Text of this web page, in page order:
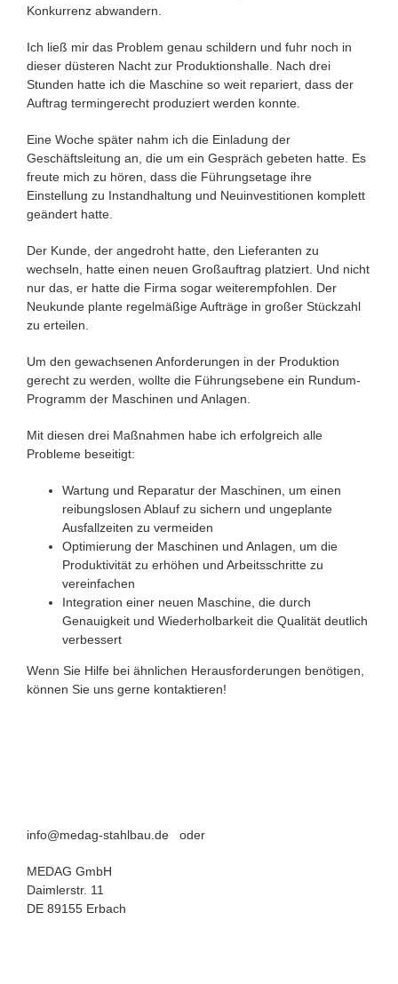
Konkurrenz abwandern.
Ich ließ mir das Problem genau schildern und fuhr noch in
dieser düsteren Nacht zur Produktionshalle. Nach drei
Stunden hatte ich die Maschine so weit repariert, dass der
Auftrag termingerecht produziert werden konnte.
Eine Woche später nahm ich die Einladung der
Geschäftsleitung an, die um ein Gespräch gebeten hatte. Es
freute mich zu hören, dass die Führungsetage ihre
Einstellung zu Instandhaltung und Neuinvestitionen komplett
geändert hatte.
Der Kunde, der angedroht hatte, den Lieferanten zu
wechseln, hatte einen neuen Großauftrag platziert. Und nicht
nur das, er hatte die Firma sogar weiterempfohlen. Der
Neukunde plante regelmäßige Aufträge in großer Stückzahl
zu erteilen.
Um den gewachsenen Anforderungen in der Produktion
gerecht zu werden, wollte die Führungsebene ein Rundum-
Programm der Maschinen und Anlagen.
Mit diesen drei Maßnahmen habe ich erfolgreich alle
Probleme beseitigt:
Wartung und Reparatur der Maschinen, um einen
reibungslosen Ablauf zu sichern und ungeplante
Ausfallzeiten zu vermeiden
Optimierung der Maschinen und Anlagen, um die
Produktivität zu erhöhen und Arbeitsschritte zu
vereinfachen
Integration einer neuen Maschine, die durch
Genauigkeit und Wiederholbarkeit die Qualität deutlich
verbessert
Wenn Sie Hilfe bei ähnlichen Herausforderungen benötigen,
können Sie uns gerne kontaktieren!
info@medag-stahlbau.de oder
MEDAG GmbH
Daimlerstr. 11
DE 89155 Erbach